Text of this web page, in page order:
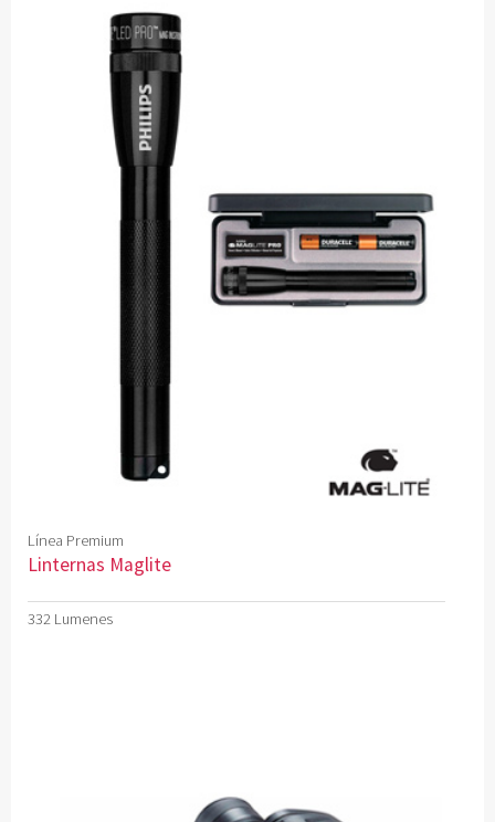
Línea Premium
Linternas Maglite
332 Lumenes